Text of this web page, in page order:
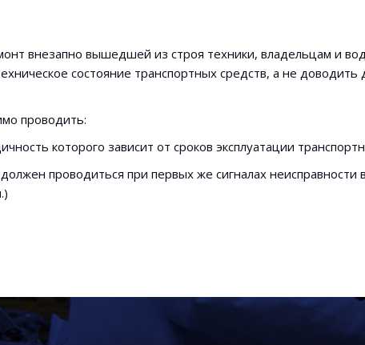
внезапно вышедшей из строя техники, владельцам и
состояние транспортных средств, а не доводить
проводить:
которого зависит от сроков эксплуатации
проводиться при первых же сигналах